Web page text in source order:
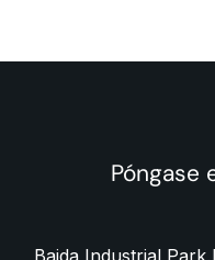
Póngase
Baida Industrial